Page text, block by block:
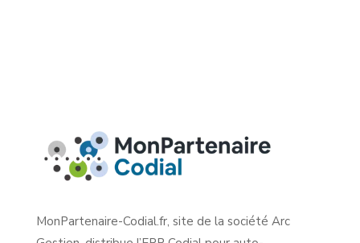
MonPartenaire-Codial.fr, site de la société Arc